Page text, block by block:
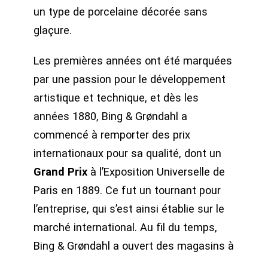
un type de porcelaine décorée sans
glaçure.
Les premières années ont été marquées
par une passion pour le développement
artistique et technique, et dès les
années 1880, Bing & Grøndahl a
commencé à remporter des prix
internationaux pour sa qualité, dont un
Grand Prix à l’Exposition Universelle de
Paris en 1889. Ce fut un tournant pour
l’entreprise, qui s’est ainsi établie sur le
marché international. Au fil du temps,
Bing & Grøndahl a ouvert des magasins à